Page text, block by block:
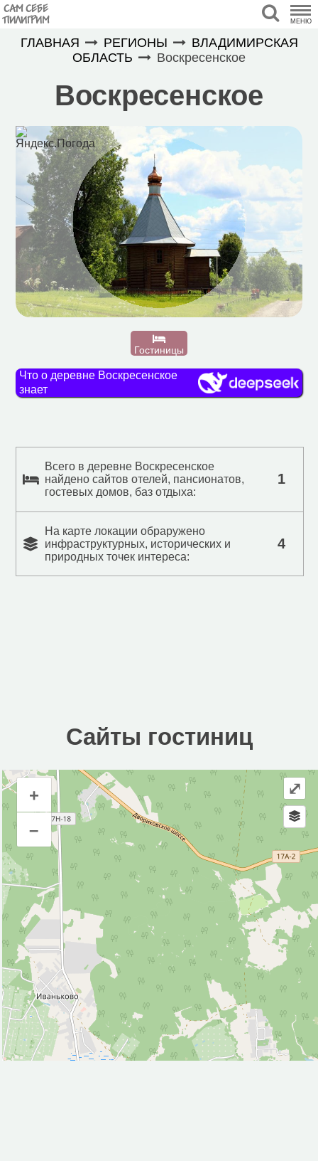
САМ СЕБЕ
ПИЛИГРИМ МЕНЮ
ГЛАВНАЯ РЕГИОНЫ
ВЛАДИМИРСКАЯ
ОБЛАСТЬ
Воскресенское
Воскресенское
Гостиницы
Что о деревне Воскресенское
знает
Всего в деревне Воскресенское
найдено сайтов отелей, пансионатов,
гостевых домов, баз отдыха:
1
На карте локации обраружено
инфраструктурных, исторических и
природных точек интереса:
4
Сайты гостиниц
Сайты гостиниц
Инфраструктура
Водонапорная башня (2)
Магазин (1)
Исторические объекты
Природные объекты
Источник (1)
+
–
⤢